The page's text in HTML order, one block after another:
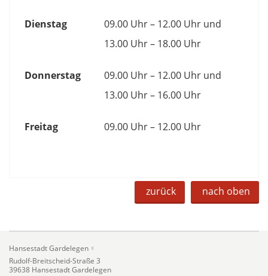
Dienstag
09.00 Uhr – 12.00 Uhr und
13.00 Uhr – 18.00 Uhr
Donnerstag
09.00 Uhr – 12.00 Uhr und
13.00 Uhr – 16.00 Uhr
Freitag 09.00 Uhr – 12.00 Uhr
zurück nach oben
Hansestadt Gardelegen
Rudolf-Breitscheid-Straße 3
39638 Hansestadt Gardelegen